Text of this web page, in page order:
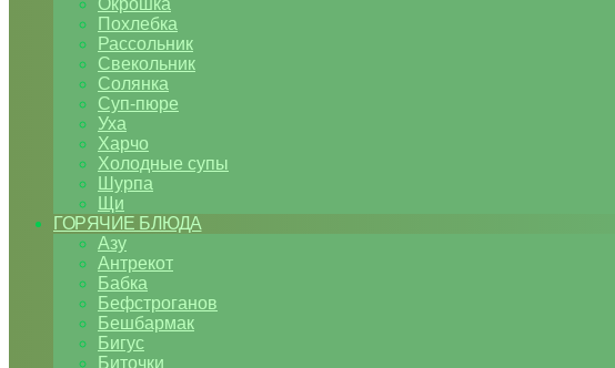
Окрошка
Похлебка
Рассольник
Свекольник
Солянка
Суп-пюре
Уха
Харчо
Холодные супы
Шурпа
Щи
ГОРЯЧИЕ БЛЮДА
Азу
Антрекот
Бабка
Бефстроганов
Бешбармак
Бигус
Биточки